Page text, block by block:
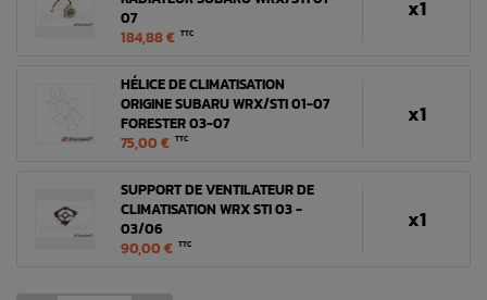
07
184,88 € TTC
x1
HÉLICE DE CLIMATISATION
ORIGINE SUBARU WRX/STI 01-07
FORESTER 03-07
75,00 € TTC
x1
SUPPORT DE VENTILATEUR DE
CLIMATISATION WRX STI 03 -
03/06
90,00 € TTC
x1